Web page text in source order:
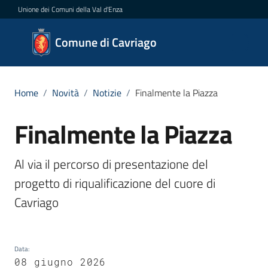
Vai al contenuto
Vai alla navigazione
Vai al footer
Unione dei Comuni della Val d'Enza
Comune di Cavriago
Comune
di
Amministrazione
Novità
Menu selezionato
Servizi
Home / Novità / Notizie / Finalmente la Piazza
Salta al contenuto
Finalmente la Piazza
Al via il percorso di presentazione del
progetto di riqualificazione del cuore di
Cavriago
Data:
08 giugno 2026